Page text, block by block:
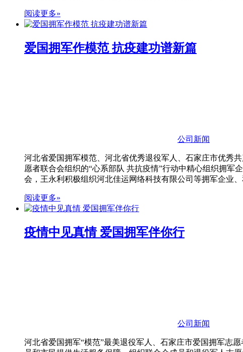
阅读更多»
爱国拥军作模范 抗疫建功谱新篇
公司新闻
河北省爱国拥军模范、河北省优秀退役军人、石家庄市优秀
愿者联合会组织的“心系部队 共抗疫情”行动中精心组织拥
会，王永利积极组织河北佳运网络科技有限公司等拥军企业
阅读更多»
疫情中见真情 爱国拥军伴你行
公司新闻
河北省爱国拥军“模范”最美退役军人、石家庄市爱国拥军志